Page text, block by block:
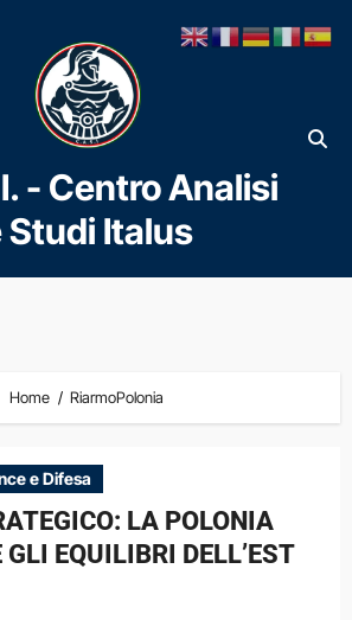
al
contenuto
- Centro Analisi
Studi Italus
Home RiarmoPolonia
e Difesa
LA POLONIA
EQUILIBRI DELL’EST